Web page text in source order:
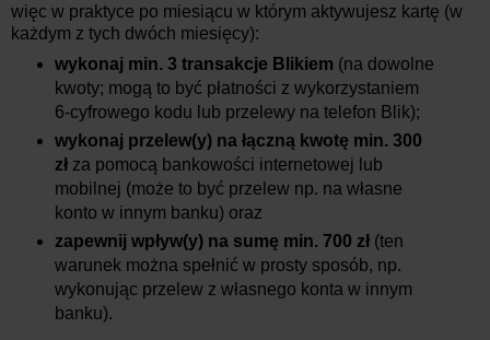
więc w praktyce po miesiącu w którym aktywujesz kartę (w
każdym z tych dwóch miesięcy):
wykonaj min. 3 transakcje Blikiem (na dowolne
kwoty; mogą to być płatności z wykorzystaniem
6-cyfrowego kodu lub przelewy na telefon Blik);
wykonaj przelew(y) na łączną kwotę min. 300
zł za pomocą bankowości internetowej lub
mobilnej (może to być przelew np. na własne
konto w innym banku) oraz
zapewnij wpływ(y) na sumę min. 700 zł (ten
warunek można spełnić w prosty sposób, np.
wykonując przelew z własnego konta w innym
banku).